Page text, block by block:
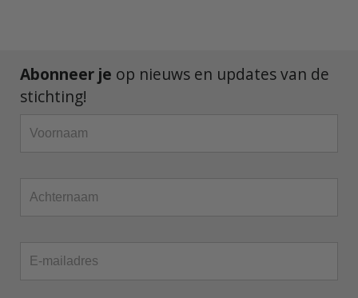
Abonneer je op nieuws en updates van de
stichting!